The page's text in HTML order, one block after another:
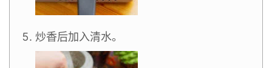
炒香后加入清水。